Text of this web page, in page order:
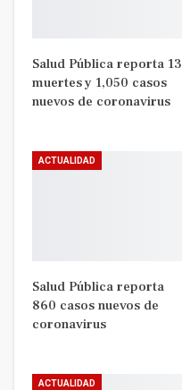
Salud Pública reporta 13
muertes y 1,050 casos
nuevos de coronavirus
ACTUALIDAD
Salud Pública reporta
860 casos nuevos de
coronavirus
ACTUALIDAD